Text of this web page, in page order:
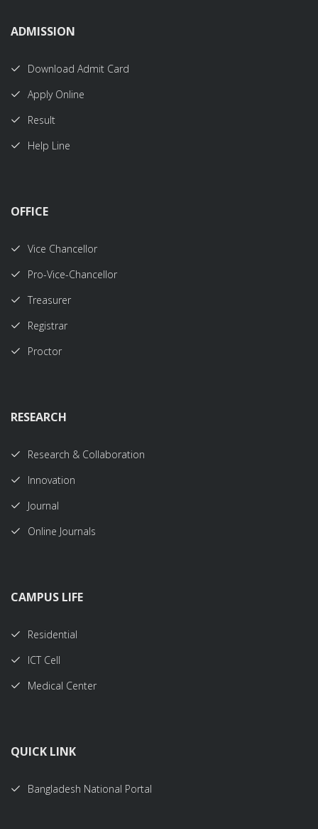
ADMISSION
Download Admit Card
Apply Online
Result
Help Line
OFFICE
Vice Chancellor
Pro-Vice-Chancellor
Treasurer
Registrar
Proctor
RESEARCH
Research & Collaboration
Innovation
Journal
Online Journals
CAMPUS LIFE
Residential
ICT Cell
Medical Center
QUICK LINK
Bangladesh National Portal